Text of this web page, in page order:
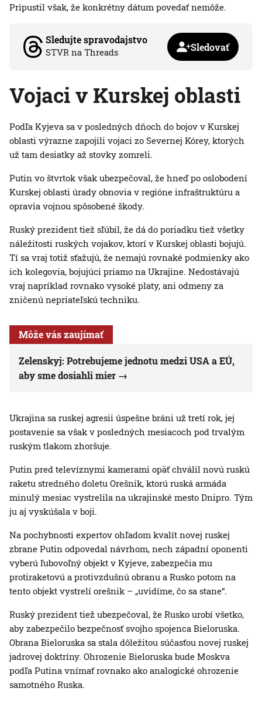
Pripustil však, že konkrétny dátum povedať nemôže.
Sledujte spravodajstvo
STVR na Threads Sledovať
Vojaci v Kurskej oblasti
Podľa Kyjeva sa v posledných dňoch do bojov v Kurskej
oblasti výrazne zapojili vojaci zo Severnej Kórey, ktorých
už tam desiatky až stovky zomreli.
Putin vo štvrtok však ubezpečoval, že hneď po oslobodení
Kurskej oblasti úrady obnovia v regióne infraštruktúru a
opravia vojnou spôsobené škody.
Ruský prezident tiež sľúbil, že dá do poriadku tiež všetky
náležitosti ruských vojakov, ktorí v Kurskej oblasti bojujú.
Tí sa vraj totiž sťažujú, že nemajú rovnaké podmienky ako
ich kolegovia, bojujúci priamo na Ukrajine. Nedostávajú
vraj napríklad rovnako vysoké platy, ani odmeny za
zničenú nepriateľskú techniku.
Môže vás zaujímať
Zelenskyj: Potrebujeme jednotu medzi USA a EÚ,
aby sme dosiahli mier
Ukrajina sa ruskej agresii úspešne bráni už tretí rok, jej
postavenie sa však v posledných mesiacoch pod trvalým
ruským tlakom zhoršuje.
Putin pred televíznymi kamerami opäť chválil novú ruskú
raketu stredného doletu Orešnik, ktorú ruská armáda
minulý mesiac vystrelila na ukrajinské mesto Dnipro. Tým
ju aj vyskúšala v boji.
Na pochybnosti expertov ohľadom kvalít novej ruskej
zbrane Putin odpovedal návrhom, nech západní oponenti
vyberú ľubovoľný objekt v Kyjeve, zabezpečia mu
protiraketovú a protivzdušnú obranu a Rusko potom na
tento objekt vystrelí orešnik – „uvidíme, čo sa stane“.
Ruský prezident tiež ubezpečoval, že Rusko urobí všetko,
aby zabezpečilo bezpečnosť svojho spojenca Bieloruska.
Obrana Bieloruska sa stala dôležitou súčasťou novej ruskej
jadrovej doktríny. Ohrozenie Bieloruska bude Moskva
podľa Putina vnímať rovnako ako analogické ohrozenie
samotného Ruska.